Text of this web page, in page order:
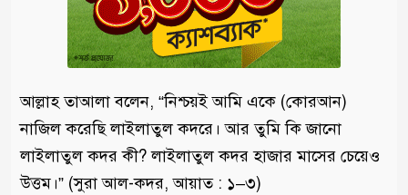
আল্লাহ তাআলা বলেন, “নিশ্চয়ই আমি একে (কোরআন)
নাজিল করেছি লাইলাতুল কদরে। আর তুমি কি জানো
লাইলাতুল কদর কী? লাইলাতুল কদর হাজার মাসের চেয়েও
উত্তম।” (সুরা আল-কদর, আয়াত : ১–৩)